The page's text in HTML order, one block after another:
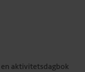
aktivitetsdagbok